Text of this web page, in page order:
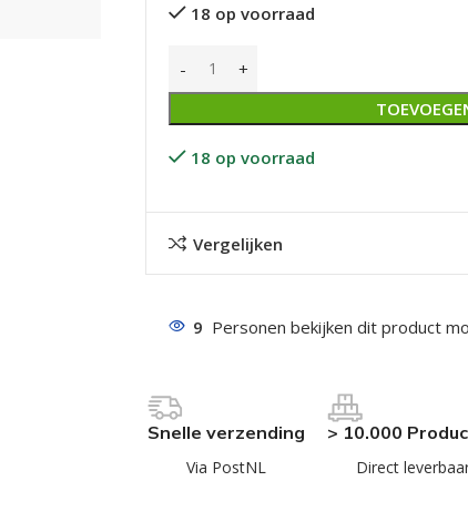
18 op voorraad
18 op voorraad
Vergelijken
9 Personen bekijken dit product
Snelle verzending
Via PostNL
> 10.000
Direct